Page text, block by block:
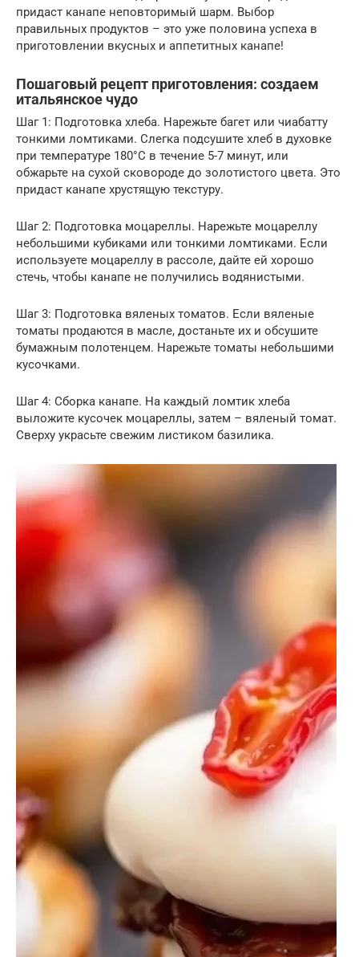
придаст канапе неповторимый шарм. Выбор
правильных продуктов – это уже половина успеха в
приготовлении вкусных и аппетитных канапе!
Пошаговый рецепт приготовления: создаем
итальянское чудо
Шаг 1: Подготовка хлеба. Нарежьте багет или чиабатту
тонкими ломтиками. Слегка подсушите хлеб в духовке
при температуре 180°C в течение 5-7 минут, или
обжарьте на сухой сковороде до золотистого цвета. Это
придаст канапе хрустящую текстуру.
Шаг 2: Подготовка моцареллы. Нарежьте моцареллу
небольшими кубиками или тонкими ломтиками. Если
используете моцареллу в рассоле, дайте ей хорошо
стечь, чтобы канапе не получились водянистыми.
Шаг 3: Подготовка вяленых томатов. Если вяленые
томаты продаются в масле, достаньте их и обсушите
бумажным полотенцем. Нарежьте томаты небольшими
кусочками.
Шаг 4: Сборка канапе. На каждый ломтик хлеба
выложите кусочек моцареллы, затем – вяленый томат.
Сверху украсьте свежим листиком базилика.